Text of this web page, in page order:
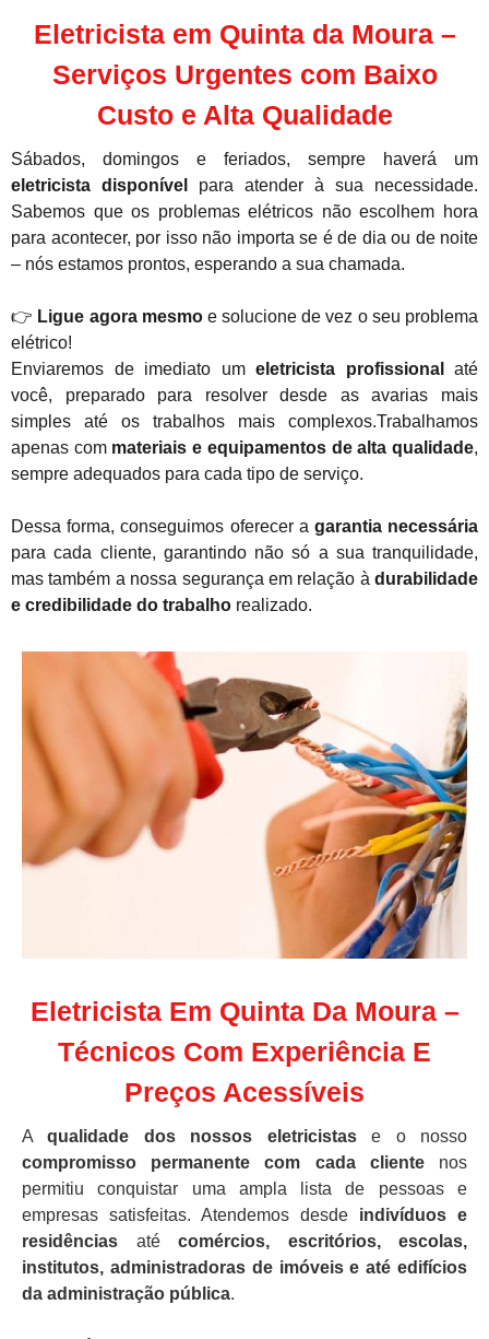
Eletricista em Quinta da Moura –
Serviços Urgentes com Baixo
Custo e Alta Qualidade
Sábados, domingos e feriados, sempre haverá um
eletricista disponível
para atender à sua necessidade.
Sabemos que os problemas elétricos não escolhem hora
para acontecer, por isso não importa se é de dia ou de noite
– nós estamos prontos, esperando a sua chamada.
👉 Ligue agora mesmoe solucione de vez o seu problema
elétrico!
Enviaremos de imediato um eletricista profissional
até
você, preparado para resolver desde as avarias mais
simples até os trabalhos mais complexos.Trabalhamos
apenas com materiais e equipamentos de alta qualidade,
sempre adequados para cada tipo de serviço.
Dessa forma, conseguimos oferecer a garantia necessária
para cada cliente, garantindo não só a sua tranquilidade,
mas também a nossa segurança em relação à durabilidade
e credibilidade do trabalho realizado.
Eletricista Em Quinta Da Moura –
Técnicos Com Experiência E
Preços Acessíveis
Aqualidade dos nossos eletricistase o nosso
compromisso permanente com cada clientenos
permitiu conquistar uma ampla lista de pessoas e
empresas satisfeitas. Atendemos desde indivíduos e
residências até comércios, escritórios, escolas,
institutos, administradoras de imóveis e até edifícios
da administração pública.